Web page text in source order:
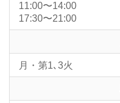
11:00〜14:00
17:30〜21:00
月・第1､3火